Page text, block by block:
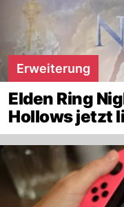
Erweiterung
Elden Ring
Hollows jetzt